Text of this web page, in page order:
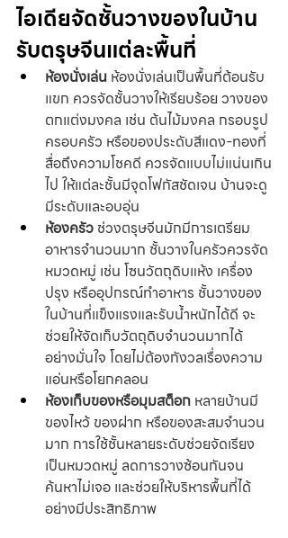
ไอเดียจัดชั้นวางของในบ้าน
รับตรุษจีนแต่ละพื้นที่
ห้องนั่งเล่น ห้องนั่งเล่นเป็นพื้นที่ต้อนรับ
แขก ควรจัดชั้นวางให้เรียบร้อย วางของ
ตกแต่งมงคล เช่น ต้นไม้มงคล กรอบรูป
ครอบครัว หรือของประดับสีแดง-ทองที่
สื่อถึงความโชคดี ควรจัดแบบไม่แน่นเกิน
ไป ให้แต่ละชั้นมีจุดโฟกัสชัดเจน บ้านจะดู
มีระดับและอบอุ่น
ห้องครัว ช่วงตรุษจีนมักมีการเตรียม
อาหารจำนวนมาก ชั้นวางในครัวควรจัด
หมวดหมู่ เช่น โซนวัตถุดิบแห้ง เครื่อง
ปรุง หรืออุปกรณ์ทำอาหาร ชั้นวางของ
ในบ้านที่แข็งแรงและรับน้ำหนักได้ดี จะ
ช่วยให้จัดเก็บวัตถุดิบจำนวนมากได้
อย่างมั่นใจ โดยไม่ต้องกังวลเรื่องความ
แอ่นหรือโยกคลอน
ห้องเก็บของหรือมุมสต็อก หลายบ้านมี
ของไหว้ ของฝาก หรือของสะสมจำนวน
มาก การใช้ชั้นหลายระดับช่วยจัดเรียง
เป็นหมวดหมู่ ลดการวางซ้อนกันจน
ค้นหาไม่เจอ และช่วยให้บริหารพื้นที่ได้
อย่างมีประสิทธิภาพ